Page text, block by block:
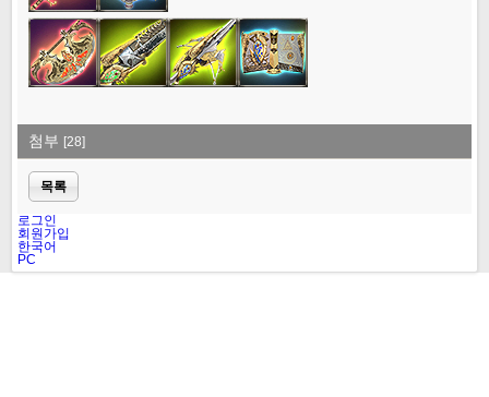
첨부 [28]
목록
로그인
회원가입
한국어
PC